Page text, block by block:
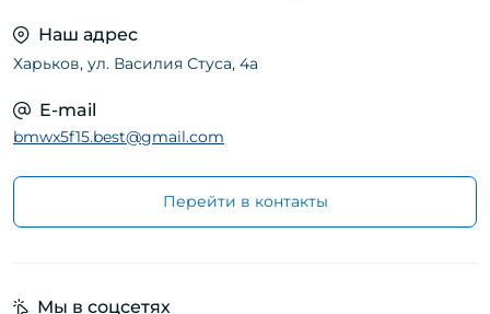
Наш адрес
Харьков, ул. Василия Стуса, 4а
E-mail
bmwx5f15.best@gmail.com
Перейти в контакты
Мы в соцсетях